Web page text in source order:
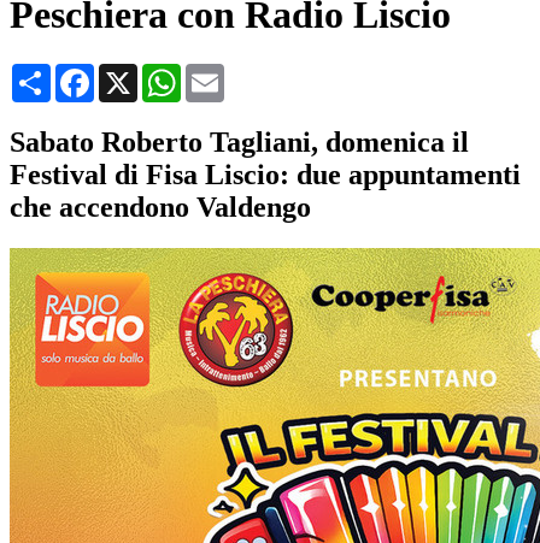
Peschiera con Radio Liscio
CondividiFacebook
X WhatsApp
Sabato Roberto Tagliani, domenica il
Festival di Fisa Liscio: due appuntamenti
che accendono Valdengo